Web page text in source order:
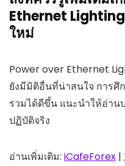
Ethernet
ใหม่
Power over Ethernet
ยังมีมิติอื่นที่น่าสนใจ การศึ
รวมได้ดีขึ้น แนะนำให้อ่าน
ปฏิบัติจริง
อ่านเพิ่มเติม: iCafeForex |